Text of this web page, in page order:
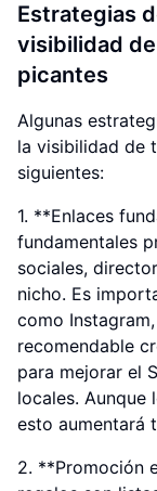
Estrategias
visibilidad
picantes
Algunas
la visibilidad de
siguientes:
1. **Enlaces
fundamentales
sociales,
nicho. Es
como
recomendable
para mejorar el
locales. Aunque
esto aumentará
2. **Promoción